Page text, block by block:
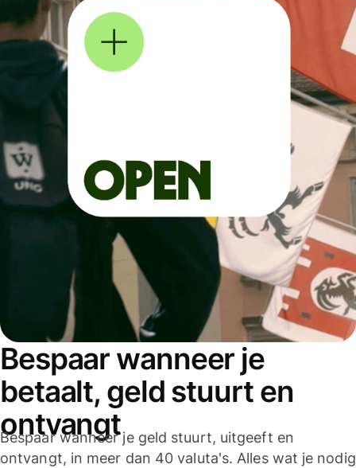
Bespaar wanneer je
betaalt, geld stuurt en
ontvangt
Bespaar wanneer je geld stuurt, uitgeeft en
ontvangt, in meer dan 40 valuta's. Alles wat je nodig